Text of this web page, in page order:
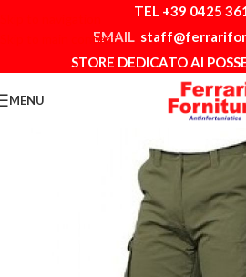
Skip to main content
TEL +39 0425
EMAIL
STORE DEDICATO AI
MENU